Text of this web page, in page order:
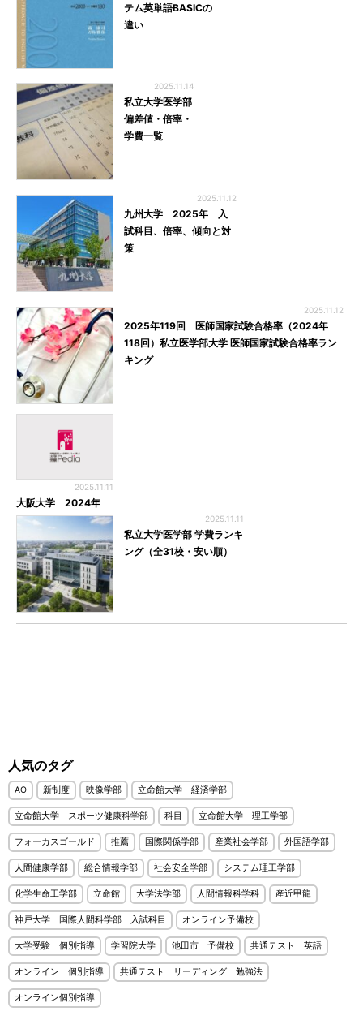
テム英単語BASICの
違い
2025.11.14
私立大学医学部
偏差値・倍率・
学費一覧
2025.11.12
九州大学 2025年 入
試科目、倍率、傾向と対
策
2025.11.12
2025年119回 医師国家試験合格率（2024年
118回）私立医学部大学 医師国家試験合格率ラン
キング
2025.11.11
大阪大学 2024年
2025.11.11
私立大学医学部 学費ランキ
ング（全31校・安い順）
人気のタグ
AO 新制度 映像学部 立命館大学 経済学部
立命館大学 スポーツ健康科学部 科目 立命館大学 理工学部
フォーカスゴールド 推薦 国際関係学部 産業社会学部 外国語学部
人間健康学部 総合情報学部 社会安全学部 システム理工学部
化学生命工学部 立命館 大学法学部 人間情報科学科 産近甲龍
神戸大学 国際人間科学部 入試科目 オンライン予備校
大学受験 個別指導 学習院大学 池田市 予備校 共通テスト 英語
オンライン 個別指導 共通テスト リーディング 勉強法
オンライン個別指導